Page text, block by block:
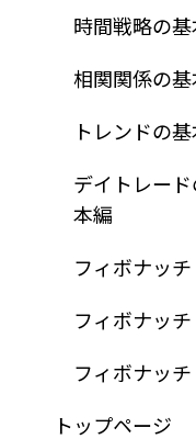
時間戦略の
相関関係の
トレンドの
デイトレー
本編
フィボナッ
フィボナッ
フィボナッ
トップページ